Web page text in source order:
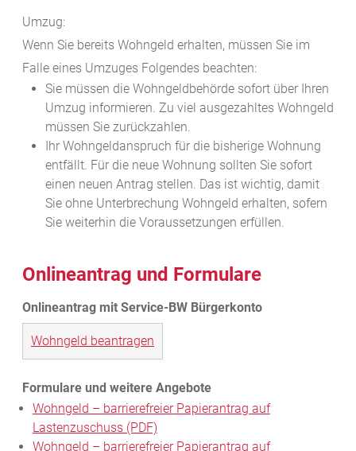
Umzug:
Wenn Sie bereits Wohngeld erhalten, müssen Sie im
Falle eines Umzuges Folgendes beachten:
Sie müssen die Wohngeldbehörde sofort über Ihren
Umzug informieren. Zu viel ausgezahltes Wohngeld
müssen Sie zurückzahlen.
Ihr Wohngeldanspruch für die bisherige Wohnung
entfällt. Für die neue Wohnung sollten Sie sofort
einen neuen Antrag stellen. Das ist wichtig, damit
Sie ohne Unterbrechung Wohngeld erhalten, sofern
Sie weiterhin die Voraussetzungen erfüllen.
Onlineantrag und Formulare
Wohngeld beantragen
Wohngeld – barrierefreier Papierantrag auf
Lastenzuschuss (PDF)
Wohngeld – barrierefreier Papierantrag auf